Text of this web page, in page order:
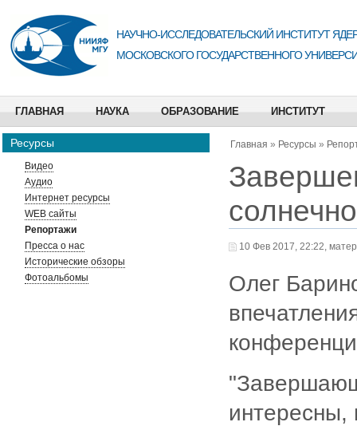
НАУЧНО-ИССЛЕДОВАТЕЛЬСКИЙ ИНСТИТУТ
МОСКОВСКОГО ГОСУДАРСТВЕННОГО
ГЛАВНАЯ НАУКА ОБРАЗОВАНИЕ ИНСТИТУТ
Ресурсы
Видео
Аудио
Интернет ресурсы
WEB сайты
Репортажи
Пресса о нас
Исторические обзоры
Фотоальбомы
Главная » Ресурсы »
10 Фев 2017, 22:22,
Олег
интересны,